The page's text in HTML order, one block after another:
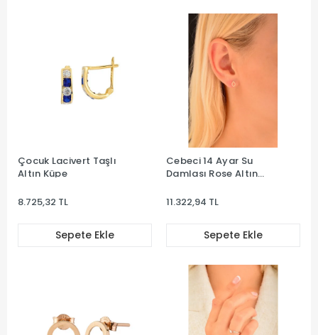
Çocuk Lacivert Taşlı
Altın Küpe
8.725,32 TL
Sepete Ekle
Cebeci 14 Ayar Su
Damlası Rose Altın
11.322,94 TL
Sepete Ekle